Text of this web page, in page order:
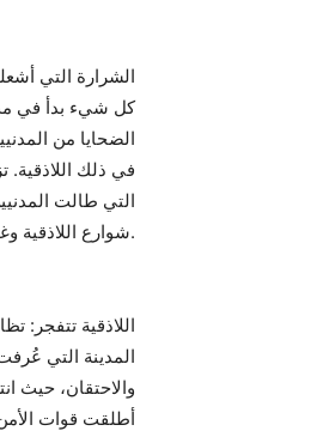
الشرارة التي
كل شيء بدأ في
الضحايا من
في ذلك اللاذقية.
التي طالت
شوارع اللاذقية وغيرها من المدن الساحلية للتعبير عن رفضهم للظلم.
اللاذقية تتفجر:
المدينة التي
والاحتقان،
أطلقت قوات